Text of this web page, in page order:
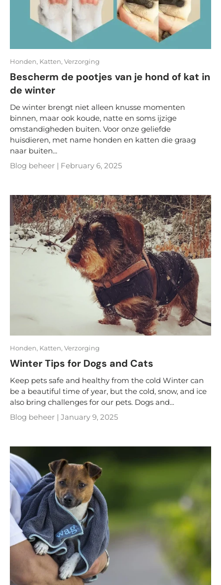
Honden, Katten, Verzorging
Bescherm de pootjes van je hond of kat in
de winter
De winter brengt niet alleen knusse momenten
binnen, maar ook koude, natte en soms ijzige
omstandigheden buiten. Voor onze geliefde
huisdieren, met name honden en katten die graag
naar buiten...
Blog beheer | February 6, 2025
Honden, Katten, Verzorging
Winter Tips for Dogs and Cats
Keep pets safe and healthy from the cold Winter can
be a beautiful time of year, but the cold, snow, and ice
also bring challenges for our pets. Dogs and...
Blog beheer | January 9, 2025